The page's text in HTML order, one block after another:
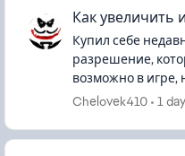
Как увеличить
Купил себе
разрешение,
возможно в
интерфейс
Chelovek410 1